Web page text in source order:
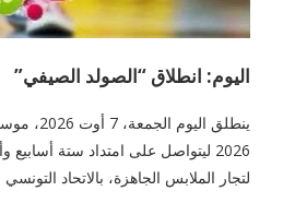
اليوم: انطلاق “الصولد الصيفي”
ينطلق
2026 ليتواصل على امتداد ستة
لتجار الملابس الجاهزة، بالاتحاد